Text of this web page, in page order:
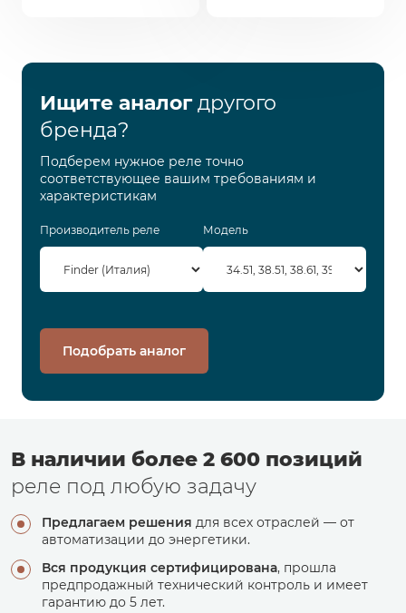
Ищите аналогдругого
бренда?
Подберем нужное реле точно
соответствующее вашим требованиям и
характеристикам
Производитель реле Модель
Подобрать аналог
В наличии более 2 600 позиций
реле под любую задачу
Предлагаем решения для всех отраслей — от
автоматизации до энергетики.
Вся продукция сертифицирована, прошла
предпродажный технический контроль и имеет
гарантию до 5 лет.